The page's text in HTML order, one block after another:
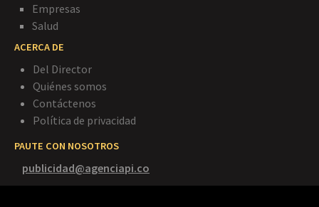
Empresas
Salud
ACERCA DE
Del Director
Quiénes somos
Contáctenos
Política de privacidad
PAUTE CON NOSOTROS
publicidad@agenciapi.co